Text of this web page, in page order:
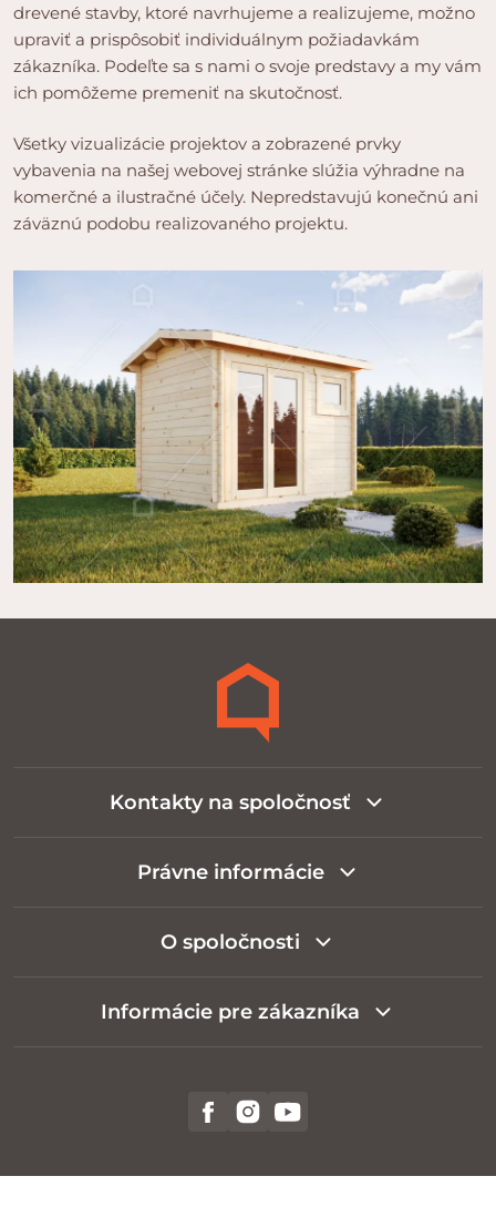
drevené stavby, ktoré navrhujeme a realizujeme, možno
upraviť a prispôsobiť individuálnym požiadavkám
zákazníka. Podeľte sa s nami o svoje predstavy a my vám
ich pomôžeme premeniť na skutočnosť.
Všetky vizualizácie projektov a zobrazené prvky
vybavenia na našej webovej stránke slúžia výhradne na
komerčné a ilustračné účely. Nepredstavujú konečnú ani
záväznú podobu realizovaného projektu.
Kontakty na spoločnosť
Právne informácie
O spoločnosti
Informácie pre zákazníka